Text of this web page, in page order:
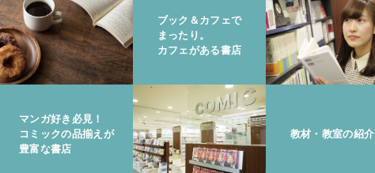
ブック＆カフェで
まったり。
カフェがある書店
マンガ好き必見！
コミックの品揃えが
豊富な書店
教材・教室の紹介